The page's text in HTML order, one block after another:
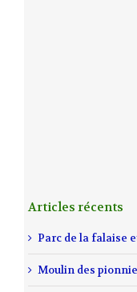
Articles récents
Parc de la falaise
Moulin des